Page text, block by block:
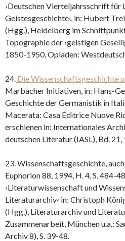
›Deutschen Vierteljahrsschrift für
Geistesgeschichte‹, in: Hubert
(Hgg.), Heidelberg im
Topographie der ›geistigen
1850-1950, Opladen:
24. Die Wissenschaftsgeschichte
Marbacher Initiativen, in: Hans-
Geschichte der Germanistik in
Macerata: Casa Editrice Nuove
erschienen in: Internationales
deutschen Literatur (IASL), Bd. 21,
23. Wissenschaftsgeschichte,
Euphorion 88, 1994, H. 4, S. 484-
›Literaturwissenschaft und
Literaturarchiv‹ in: Christoph
(Hgg.), Literaturarchiv und
Zusammenarbeit, München u.a.:
Archiv 8), S. 39-48.